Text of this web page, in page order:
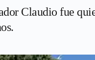
Claudio fue